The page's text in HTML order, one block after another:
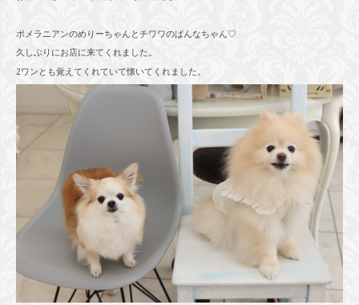
ポメラニアンのめりーちゃんとチワワのぱんなちゃん♡
久しぶりにお店に来てくれました。
2ワンとも覚えてくれていて懐いてくれました。